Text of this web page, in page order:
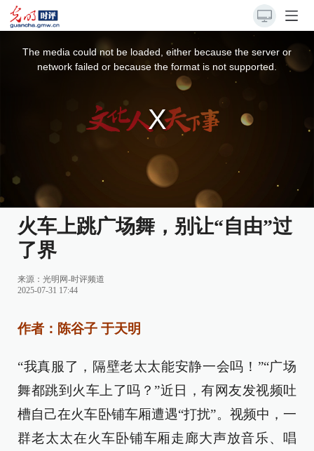
The media could not be loaded, either because the server or
network failed or because the format is not supported.
火车上跳广场舞，别让“自由”过
了界
来源： 光明网-时评频道
2025-07-31 17:44
作者：陈谷子 于天明
“我真服了，隔壁老太太能安静一会吗！”“广场
舞都跳到火车上了吗？”近日，有网友发视频吐
槽自己在火车卧铺车厢遭遇“打扰”。视频中，一
群老太太在火车卧铺车厢走廊大声放音乐、唱